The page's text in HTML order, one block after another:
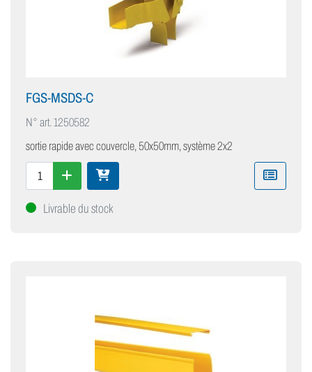
FGS-MSDS-C
N° art.1250582
sortie rapide avec couvercle, 50x50mm, système 2x2
Livrable du stock